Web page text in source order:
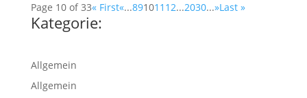
Page 10 of 33« First«...891011 12...2030...»Last »
Kategorie:
Allgemein
Allgemein